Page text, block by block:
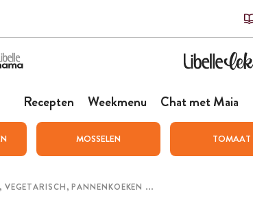
Recepten Weekmenu Chat met Maia
MOSSELEN TOMAAT